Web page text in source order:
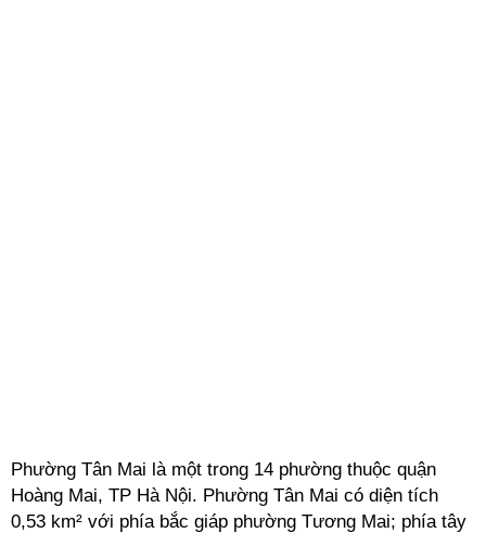
Phường Tân Mai là một trong 14 phường thuộc quận
Hoàng Mai, TP Hà Nội. Phường Tân Mai có diện tích
0,53 km² với phía bắc giáp phường Tương Mai; phía tây